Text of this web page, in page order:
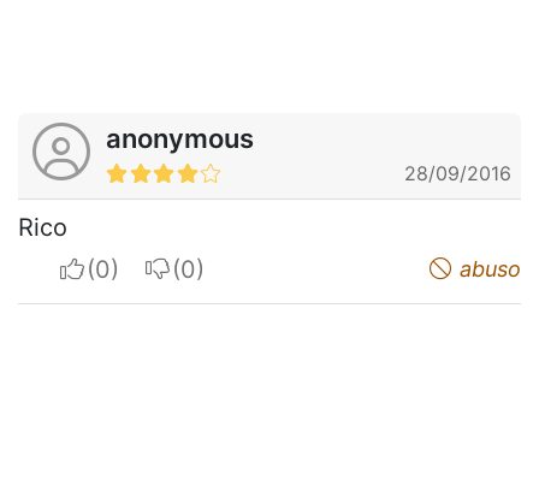
anonymous
28/09/2016
Rico
I apreciateI do not appreciate abuso